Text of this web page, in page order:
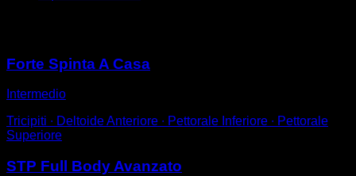
Forte Spinta A Casa
Intermedio
Tricipiti ∙ Deltoide Anteriore ∙ Pettorale Inferiore ∙ Pettorale
Superiore
STP Full Body Avanzato